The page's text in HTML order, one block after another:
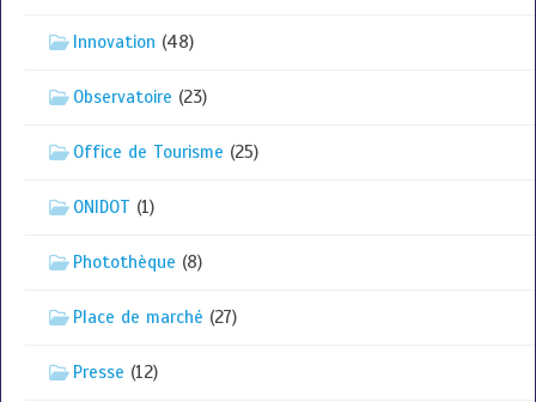
Innovation (48)
Observatoire (23)
Office de Tourisme (25)
ONIDOT (1)
Photothèque (8)
Place de marché (27)
Presse (12)